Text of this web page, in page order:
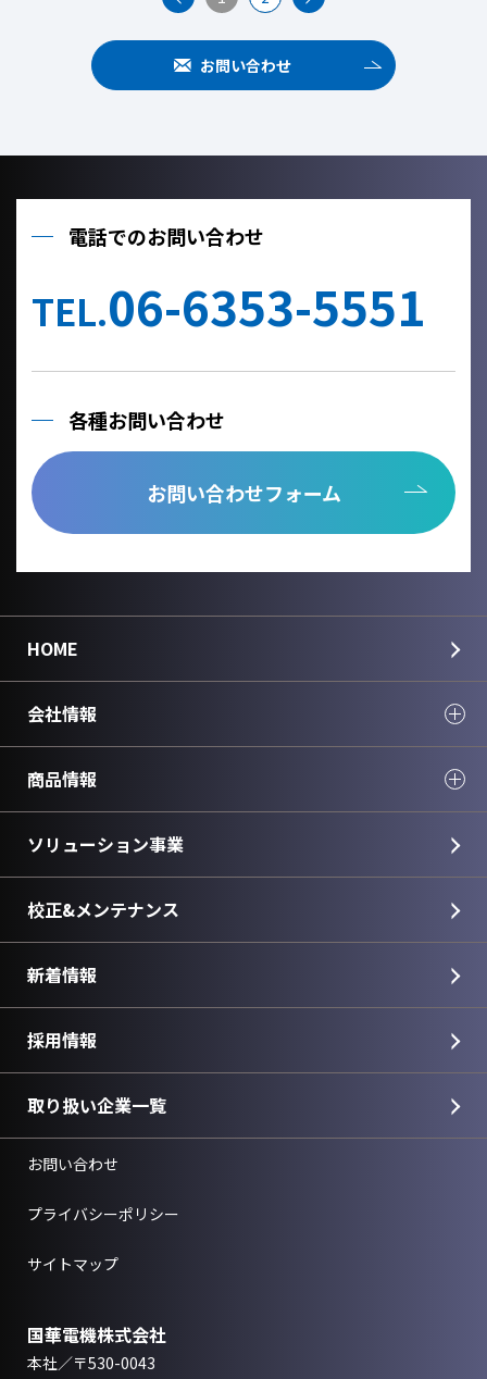
お問い合わせ
電話でのお問い合わせ
TEL.06-6353-5551
各種お問い合わせ
お問い合わせフォーム
HOME
会社情報
商品情報
ソリューション事業
校正&メンテナンス
新着情報
採用情報
取り扱い企業一覧
お問い合わせ
プライバシーポリシー
サイトマップ
国華電機株式会社
本社／〒530-0043